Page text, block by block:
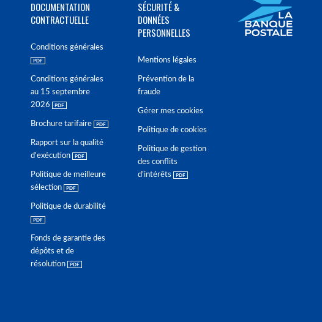
DOCUMENTATION
CONTRACTUELLE
Conditions générales
Conditions générales
au 15 septembre
2026
Brochure tarifaire
Rapport sur la qualité
d'exécution
Politique de meilleure
sélection
Politique de durabilité
Fonds de garantie des
dépôts et de
résolution
SÉCURITÉ &
DONNÉES
PERSONNELLES
Mentions légales
Prévention de la
fraude
Gérer mes cookies
Politique de cookies
Politique de gestion
des conflits
d'intérêts